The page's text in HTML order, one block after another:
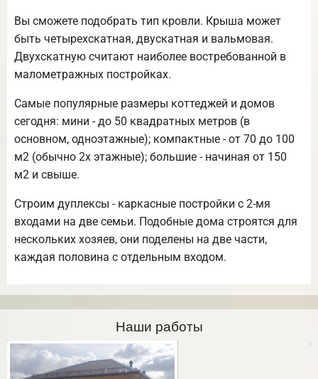
Вы сможете подобрать тип кровли. Крыша может
быть четырехскатная, двускатная и вальмовая.
Двухскатную считают наиболее востребованной в
малометражных постройках.
Самые популярные размеры коттеджей и домов
сегодня: мини - до 50 квадратных метров (в
основном, одноэтажные); компактные - от 70 до 100
м2 (обычно 2х этажные); большие - начиная от 150
м2 и свыше.
Строим дуплексы - каркасные постройки с 2-мя
входами на две семьи. Подобные дома строятся для
нескольких хозяев, они поделены на две части,
каждая половина с отдельным входом.
Наши работы